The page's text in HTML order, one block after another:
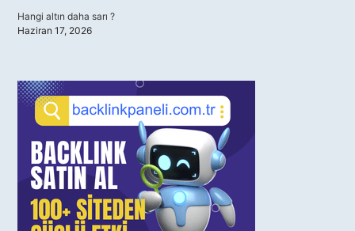
Hangi altın daha sarı ?
Haziran 17, 2026